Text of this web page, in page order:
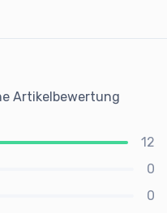
Artikelbewertung
12
0
0